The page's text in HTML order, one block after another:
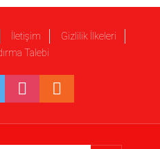
İletişim
Gizlilik İlkeleri
Talebi